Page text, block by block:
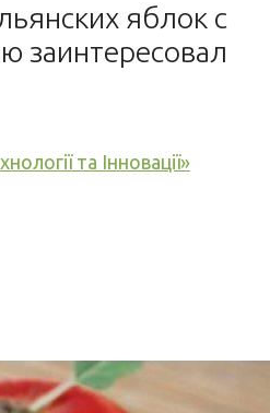
яблок с
заинтересовал
та Інновації»